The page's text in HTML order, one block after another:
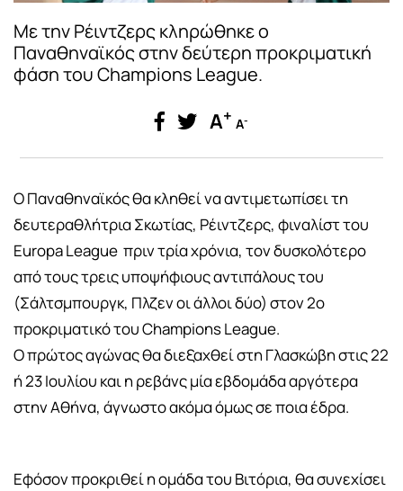
Με την Ρέιντζερς κληρώθηκε ο
Παναθηναϊκός στην δεύτερη προκριματική
φάση του Champions League.
A+ A-
Ο Παναθηναϊκός θα κληθεί να αντιμετωπίσει τη
δευτεραθλήτρια Σκωτίας, Ρέιντζερς, φιναλίστ του
Europa League πριν τρία χρόνια, τον δυσκολότερο
από τους τρεις υποψήφιους αντιπάλους του
(Σάλτσμπουργκ, Πλζεν οι άλλοι δύο) στον 2ο
προκριματικό του Champions League.
Ο πρώτος αγώνας θα διεξαχθεί στη Γλασκώβη στις 22
ή 23 Ιουλίου και η ρεβάνς μία εβδομάδα αργότερα
στην Αθήνα, άγνωστο ακόμα όμως σε ποια έδρα.
Εφόσον προκριθεί η ομάδα του Βιτόρια, θα συνεχίσει